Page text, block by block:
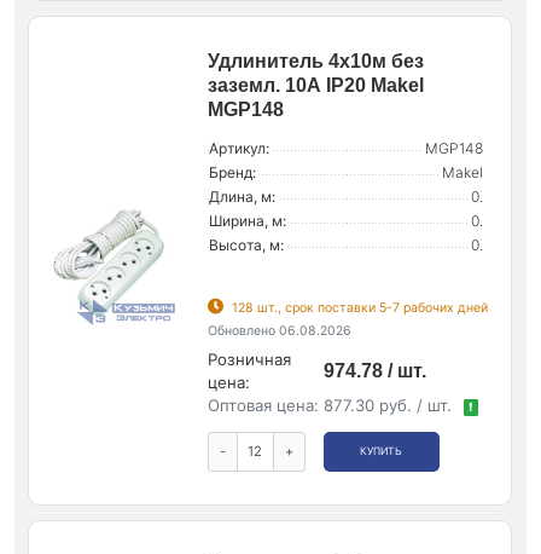
Удлинитель 4х10м без
заземл. 10А IP20 Makel
MGP148
Артикул:
MGP148
Бренд:
Makel
Длина, м:
0.
Ширина, м:
0.
Высота, м:
0.
128 шт., срок поставки 5-7 рабочих дней
Обновлено 06.08.2026
Розничная
цена:
974.78 / шт.
Оптовая цена: 877.30 руб. / шт. !
- + КУПИТЬ